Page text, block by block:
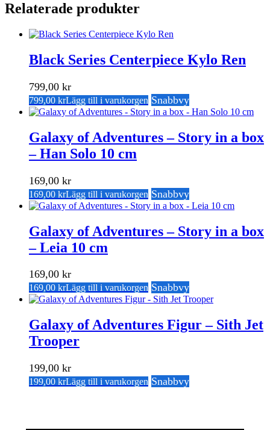
Relaterade produkter
Black Series Centerpiece Kylo Ren
799,00 kr
799,00 krLägg till i varukorgen Snabbvy
Galaxy of Adventures – Story in a box
– Han Solo 10 cm
169,00 kr
169,00 krLägg till i varukorgen Snabbvy
Galaxy of Adventures – Story in a box
– Leia 10 cm
169,00 kr
169,00 krLägg till i varukorgen Snabbvy
Galaxy of Adventures Figur – Sith Jet
Trooper
199,00 kr
199,00 krLägg till i varukorgen Snabbvy